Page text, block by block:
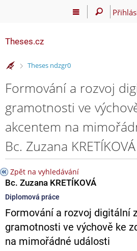
Theses.cz
>
Theses ndzgr0
Formování a rozvoj
gramotnosti ve
akcentem na
Bc. Zuzana KRETÍKOVÁ
Zpět na vyhledávání
Bc. Zuzana KRETÍKOVÁ
Diplomová práce
Formování a rozvoj digitální
gramotnosti ve výchově ke
na mimořádné události